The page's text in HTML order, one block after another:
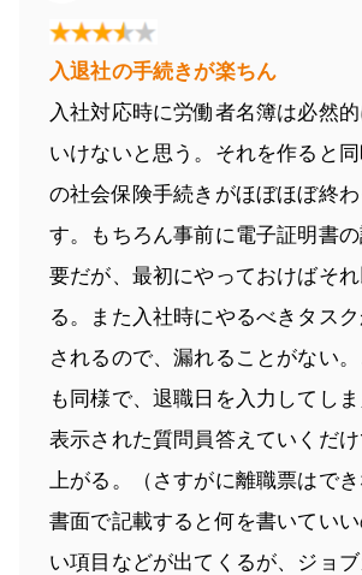
入退社の手続きが楽ちん
入社対応時に労働者名簿は必然
いけないと思う。それを作ると
の社会保険手続きがほぼほぼ終
す。もちろん事前に電子証明書
要だが、最初にやっておけばそ
る。また入社時にやるべきタス
されるので、漏れることがない
も同様で、退職日を入力してし
表示された質問員答えていくだ
上がる。（さすがに離職票はで
書面で記載すると何を書いてい
い項目などが出てくるが、ジョ